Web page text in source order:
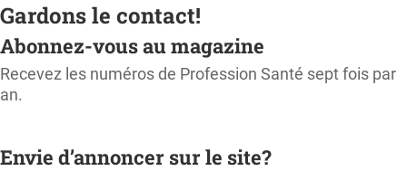
Gardons le contact!
Abonnez-vous au magazine
Recevez les numéros de Profession Santé sept fois par
an.
Envie d’annoncer sur le site?